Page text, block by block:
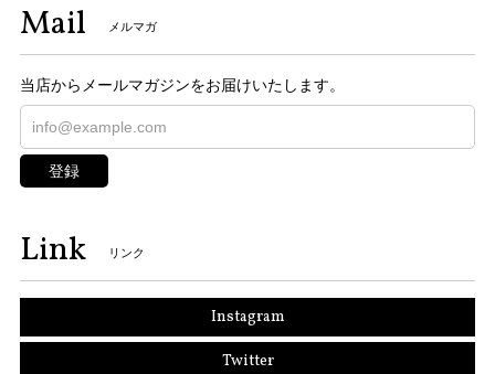
Mail メルマガ
当店からメールマガジンをお届けいたします。
登録
Link リンク
Instagram
Twitter